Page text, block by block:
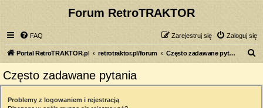
Forum RetroTRAKTOR
FAQ Zaloguj się
Zarejestruj się
Portal RetroTRAKTOR.pl retrotraktor.pl/forum Często zadawane pytania
Często zadawane pytania
Problemy z logowaniem i rejestracją